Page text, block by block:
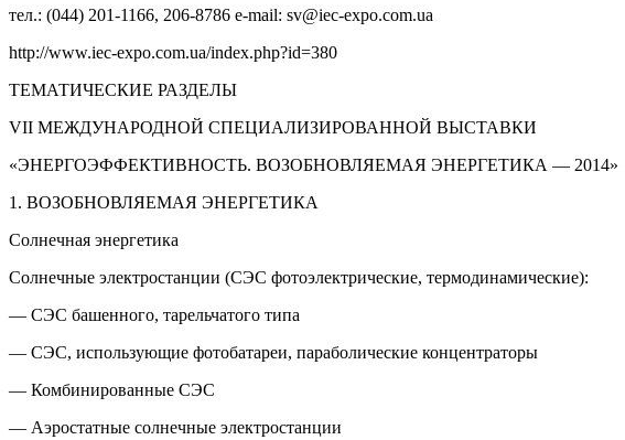
тел.: (044) 201-1166, 206-8786 e-mail: sv@iec-expo.com.ua
http://www.iec-expo.com.ua/index.php?id=380
ТЕМАТИЧЕСКИЕ РАЗДЕЛЫ
VII МЕЖДУНАРОДНОЙ СПЕЦИАЛИЗИРОВАННОЙ ВЫСТАВКИ
«ЭНЕРГОЭФФЕКТИВНОСТЬ. ВОЗОБНОВЛЯЕМАЯ ЭНЕРГЕТИКА — 2014»
1. ВОЗОБНОВЛЯЕМАЯ ЭНЕРГЕТИКА
Cолнечная энергетика
Солнечные электростанции (СЭС фотоэлектрические, термодинамические):
— СЭС башенного, тарельчатого типа
— СЭС, использующие фотобатареи, параболические концентраторы
— Комбинированные СЭС
— Аэростатные солнечные электростанции